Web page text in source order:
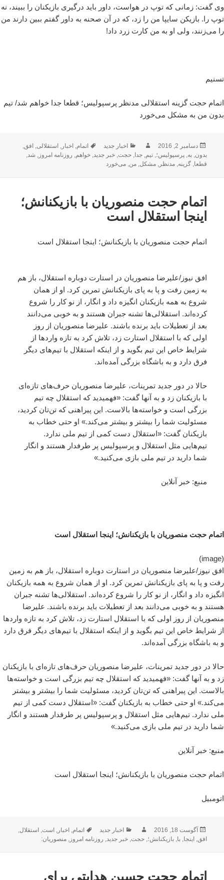
وی گفت: زمانی که توپ در هواست، داور باید درگیری بازیکنان را ببیند، نه
توپ را. بازیکن سایپا من را زد، که در آن صحنه به داور گفتم ببین دارند من
را می‌زنند، ولی او به من کارت زرد داد!
تسنیم
اتمام حجت گزینه استقلالی مدنظر پرسپولیس؛ قطعا جدا خواهم شد/ تیم
بدون من به مشکل می‌خورد
ارسال
شده
در
دسامبر 2, 2016 نویسندهدسته‌ها
اخبار جدید برچسب‌ها
اتمام, اخبار, استقلالی, افق,
بدون,به,پرسپولیس؛,تیم,جدا,حجت,خبر جدید,خواهم, روزنامه امروز, شد,
قطعا,گزینه,مدنظر,مشکل,من,می‌خورد
اتمام حجت منصوریان با بازیکنانش؛
اینجا استقلال است
اتمام حجت منصوریان با بازیکنانش؛ اینجا استقلال است
افق نیوز/علیرضا منصوریان در استارت دوباره استقلال، باز هم
به زمین رفت و پا به پای بازیکنانش تمرین کرد. او از همان
شروع به همه بازیکنان انگیزه داد و انگار، از نو کار را شروع
کرده‌اند. استقلالی‌ها تشنه جبران هستند و به خوبی می‌دانند
بعد از تعطیلات باید برنده باشند. علیرضا منصوریان از روز
اولی که با استقلال استارت زد، تلاش کرد به تازه واردها از
شرایط خاص این تیم بگوید و از اینکه استقلال با تیم‌های دیگر
فرق دارد و به باشگاه بزرگی آمده‌اند.
حالا در دور جدید تمرینات، علیرضا منصوریان حرف‌های تازه‌ای
با بازیکنان زد و به آنها گفت: «فهمیدید که استقلال چه تیم
بزرگی است و خواسته‌ها بالاست. این پیراهنی که تن‌تان کردید،
مسئولیت شما را بیشتر و بیشتر می‌کند.» او حتی خطاب به
بازیکنان گفت: «استقلال دست کمی از تیم ملی ندارد.
تیم‌هایی مثل استقلال و پرسپولیس پر طرفدار هستند و انگار
شما دارید در تیم ملی بازی می‌کنید.»
منبع: خبر آنلاین
اتمام حجت منصوریان با بازیکنانش؛ اینجا استقلال است
(image)
افق نیوز/علیرضا منصوریان در استارت دوباره استقلال، باز هم به زمین
رفت و پا به پای بازیکنانش تمرین کرد. او از همان شروع به همه بازیکنان
انگیزه داد و انگار، از نو کار را شروع کرده‌اند. استقلالی‌ها تشنه جبران
هستند و به خوبی می‌دانند بعد از تعطیلات باید برنده باشند. علیرضا
منصوریان از روز اولی که با استقلال استارت زد، تلاش کرد به تازه واردها
از شرایط خاص این تیم بگوید و از اینکه استقلال با تیم‌های دیگر فرق دارد
و به باشگاه بزرگی آمده‌اند.
حالا در دور جدید تمرینات، علیرضا منصوریان حرف‌های تازه‌ای با بازیکنان
زد و به آنها گفت: «فهمیدید که استقلال چه تیم بزرگی است و خواسته‌ها
بالاست. این پیراهنی که تن‌تان کردید، مسئولیت شما را بیشتر و بیشتر
می‌کند.» او حتی خطاب به بازیکنان گفت: «استقلال دست کمی از تیم
ملی ندارد. تیم‌هایی مثل استقلال و پرسپولیس پر طرفدار هستند و انگار
شما دارید در تیم ملی بازی می‌کنید.»
منبع: خبر آنلاین
اتمام حجت منصوریان با بازیکنانش؛ اینجا استقلال است
اتومبیل
ارسال
شده
آگوست 18, 2016 نویسندهدسته‌ها
اخبار جدید برچسب‌ها
اتمام ,اخبار ,است ,استقلال
افق ,اینجا ,با ,بازیکنانش؛ ,حجت ,خبر جدید روزنامه امروز ,منصوریان:
اتمام حجت حسین هدایتی برای